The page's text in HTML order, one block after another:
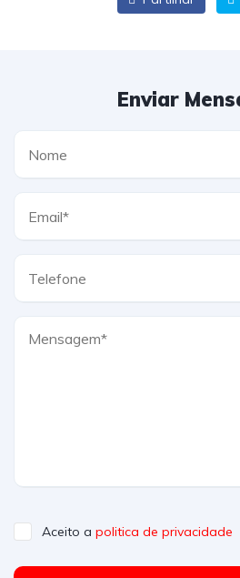
Enviar
Aceito a politica de privacidade